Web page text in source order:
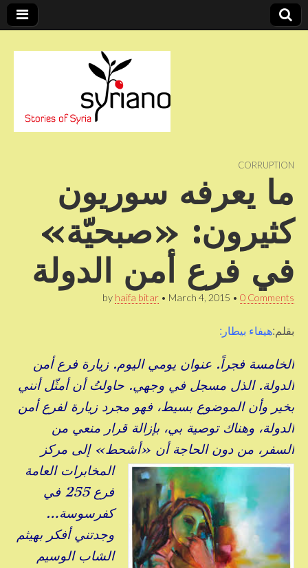
CORRUPTION
ما يعرفه سوريون
كثيرون: «صبحيّة»
في فرع أمن الدولة
by haifa bitar • March 4, 2015 • 0 Comments
بقلم:هيفاء بيطار:
الخامسة فجراً. عنوان يومي اليوم. زيارة فرع أمن
الدولة. الذل مسجل في وجهي. حاولتُ أن أمثّل أنني
بخير وأن الموضوع بسيط، فهو مجرد زيارة لفرع أمن
الدولة، وهناك توصية بي، بإزالة قرار منعي من
السفر، من دون الحاجة أن «أشحط» إلى مركز
المخابرات العامة
فرع 255 في
كفرسوسة…
وجدتني أفكر بهيثم
الشاب الوسيم